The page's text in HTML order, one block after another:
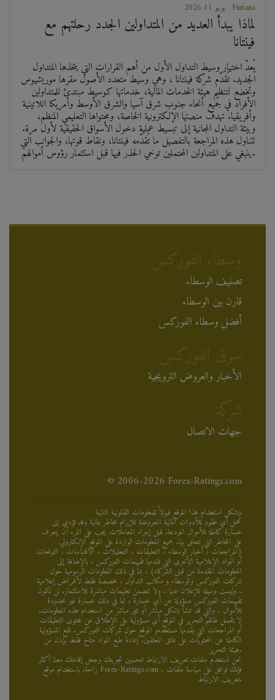
2026 يونيو 11 Fintana
لماذا يبدأ العديد من المتداولين الجدد رحلتهم مع
فينتانا
يُعدّ اختيار وسيط التداول الأول من أهم القرارات التي يتخذها المتداول
الجديد. تُقدّم شركة فينتانا ، وهي وسيط متعدد الأصول مقرها موريشيوس
وتخضع لتنظيم هيئة الخدمات المالية، خدماتها كوسيط مبتدئ للمتداولين
الأفراد في جميع أنحاء جنوب شرق آسيا والشرق الأوسط وأمريكا اللاتينية
وأفريقيا. تهدف منصتها الإلكترونية الخاصة، ومحتواها التعليمي المنظم،
وبيئة التداول المجانية إلى تبسيط عملية دخول الأسواق الحقيقية لأول مرة.
تتناول هذه المراجعة بالتفصيل ما تُقدّمه فينتانا، ونقاط قوتها، والجوانب التي
ينبغي على المتداولين المحتملين توخي الحذر فيها قبل استثمار رؤوس أموالهم.
تصنيف الوسطاء
قارن بين الوسطاء
أفضل وسطاء الفوركس
الأخبار والعروض الترويجية
جهات الاتصال
© 2006-2026 Forex-Ratings.com
يشكل استخدام هذا الموقع قبولاً للمعلومات القانونية التالية.
تحمل أي عقود للأدوات المالية المعروضة للإبرام مخاطر عالية وقد تؤدي إلى
خسارة كاملة للأموال المودعة. قبل إجراء المعاملات يجب على المرء أن يتعرف
على المخاطر التي تتعلق بها. جميع المعلومات الواردة على الموقع الإلكتروني
(المراجعات ، أخبار الوسطاء ، التعليقات ، التحليلات ، الاقتباسات ، التوقعات
أو المواد الإعلامية الأخرى التي تقدمها تقييمات الفوركس ، بالإضافة إلى
المعلومات المقدمة من قبل الشركاء) ، بما في ذلك المعلومات الرسومية حول
شركات الفوركس والوسطاء و مكاتب التداول ، مخصصة فقط لأغراض إعلامية
، وليست وسيلة للإعلان عنها ، ولا تتضمن تعليمات مباشرة للاستثمار. لن تكون
تقييمات الفوركس مسؤولة عن أي خسارة ، بما في ذلك خسارة غير محدودة
للأموال ، والتي قد تنشأ بشكل مباشر أو غير مباشر من استخدام هذه المعلومات.
لا يتحمل طاقم التحرير في الموقع أي مسؤولية على الإطلاق عن محتوى التعليقات
أو المراجعات التي يقدمها مستخدمو الموقع حول شركات الفوركس. تقع المسؤولية
الكاملة عن المحتويات على عاتق المعلقين. إعادة طبع المواد متاح فقط بإذن من
هيئة التحرير.
نحن نستخدم ملفات تعريف الارتباط لتحسين تجربتك وجعل إقامتك معنا أكثر
راحة. باستخدام موقع Forex-Ratings.com ، فإنك توافق على سياسة ملفات
تعريف الارتباط.